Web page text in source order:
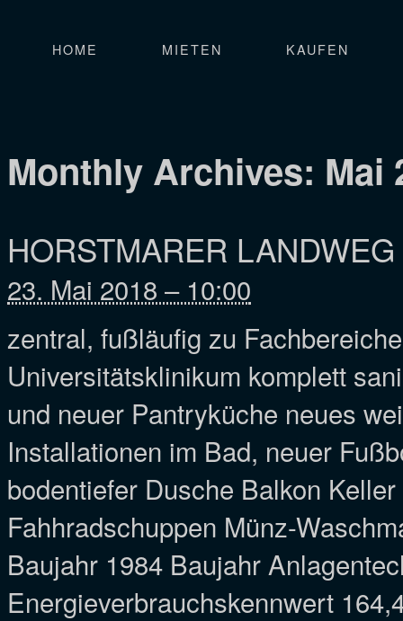
HOME MIETEN KAUFEN
Monthly Archives: Mai
HORSTMARER
23. Mai 2018 – 10:00
zentral, fußläufig zu
Universitätsklinikum komplett
und neuer Pantryküche neues
Installationen im Bad, neuer
bodentiefer Dusche Balkon
Fahhradschuppen Münz-
Baujahr 1984 Baujahr
Energieverbrauchskennwert